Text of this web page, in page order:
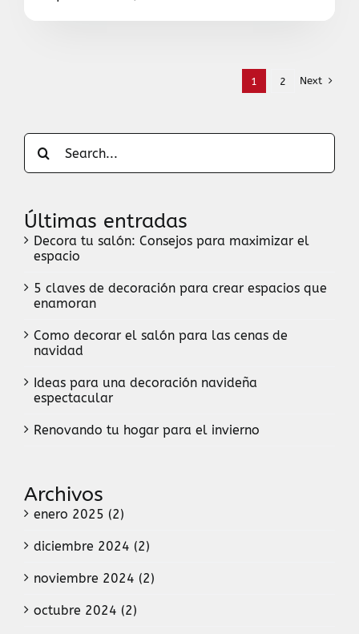
1 2 Next
Search
for:
Últimas entradas
Decora tu salón: Consejos para maximizar el
espacio
5 claves de decoración para crear espacios que
enamoran
Como decorar el salón para las cenas de
navidad
Ideas para una decoración navideña
espectacular
Renovando tu hogar para el invierno
Archivos
enero 2025 (2)
diciembre 2024 (2)
noviembre 2024 (2)
octubre 2024 (2)